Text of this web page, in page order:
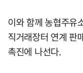
이와 함께 농협주유
직거래장터 연계 판
촉진에 나선다.